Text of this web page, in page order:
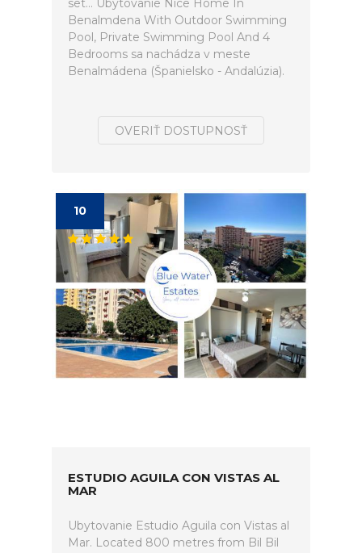
set... Ubytovanie Nice Home In
Benalmdena With Outdoor Swimming
Pool, Private Swimming Pool And 4
Bedrooms sa nachádza v meste
Benalmádena (Španielsko - Andalúzia).
OVERIŤ DOSTUPNOSŤ
10
ESTUDIO AGUILA CON VISTAS AL
MAR
Ubytovanie Estudio Aguila con Vistas al
Mar. Located 800 metres from Bil Bil